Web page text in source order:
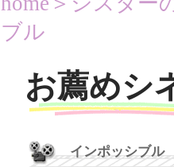
ブル
お薦めシ
インポッシブル